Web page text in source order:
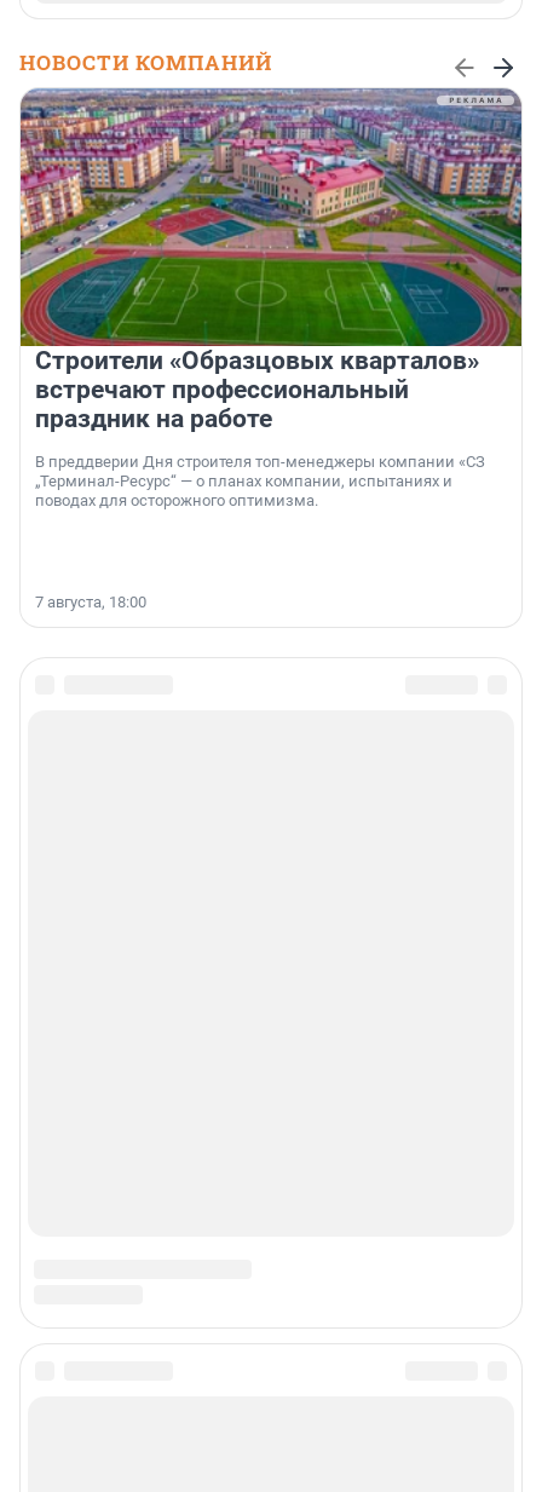
НОВОСТИ КОМПАНИЙ
Строители «Образцовых кварталов»
встречают профессиональный
праздник на работе
В преддверии Дня строителя топ-менеджеры компании «СЗ
„Терминал-Ресурс“ — о планах компании, испытаниях и
поводах для осторожного оптимизма.
7 августа, 18:00